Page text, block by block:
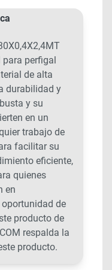
para perfigal
de alta
durabilidad y
y su
en un
trabajo de
facilitar su
eficiente,
quienes
en
de
producto de
respalda la
producto.